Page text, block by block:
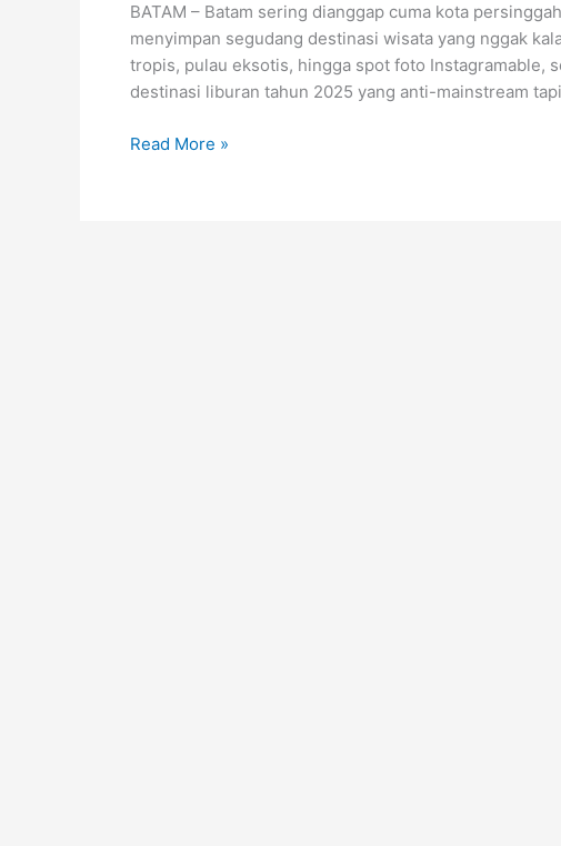
BATAM – Batam sering dianggap cuma kota
menyimpan segudang destinasi wisata yang nggak
tropis, pulau eksotis, hingga spot foto Instagramable,
destinasi liburan tahun 2025 yang anti-mainstream
2025,
Bikin
Kamu
Lupa
ke
Read More »